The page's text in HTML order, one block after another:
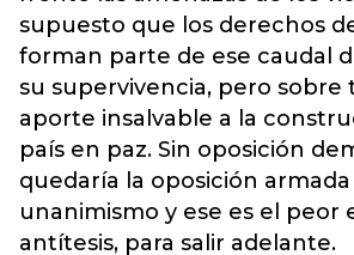
supuesto que los derechos
forman parte de ese caudal
su supervivencia, pero sobre
aporte insalvable a la
país en paz. Sin oposición
quedaría la oposición armada
unanimismo y ese es el peor
antítesis, para salir adelante.